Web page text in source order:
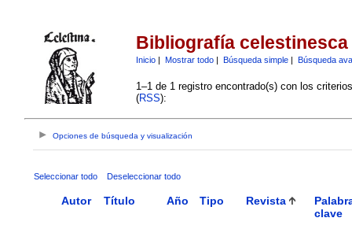
Bibliografía celestinesca
Inicio| Mostrar todo| Búsqueda simple| Búsqueda
1–1 de 1 registro encontrado(s) con los
(RSS):
Opciones de búsqueda y visualización
Seleccionar todo Deseleccionar todo
Autor Título Año Tipo Revista
clave